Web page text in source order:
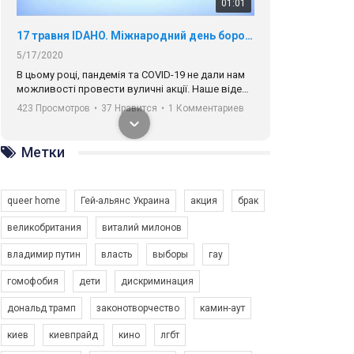
01:01
17 травня IDAHO. Міжнародний день боротьби з гомофобією трансфобією і біфобія.
5/17/2020
В цьому році, пандемія та COVІD-19 не дали нам
можливості провести вуличні акції. Наше відео-
звернення про те, що навіть коли ми у різних
містах та не можемо зустрінеться, ми разом. Ми
закликаємо всіх хто поділяє цінності рівності та
солідарності, приєднатися до нас. Регіональні
підрозділи ГАУ є в 16 областях України.
423 Просмотров • 37 Нравится • 1 Комментариев
Зупинимо насильство проти ЛГБТ в Україні! Stop violence against LGBT in Ukraine!
Емоційний та вражаючий промо-ролік на
Метки
queer home Гей-альянс Украина акция брак
великобритания виталий милонов
владимир путин власть выборы гау
гомофобия дети дискриминация
дональд трамп законотворчество камин-аут
киев киевпрайд кино лгбт